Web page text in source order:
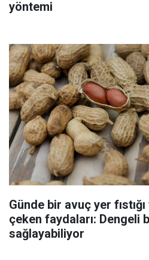
yöntemi
Günde bir avuç yer
çeken faydaları: Dengeli
sağlayabiliyor